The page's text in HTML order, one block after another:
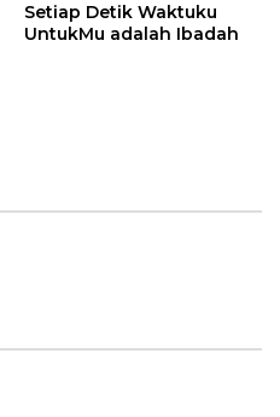
Setiap Detik Waktuku
UntukMu adalah Ibadah